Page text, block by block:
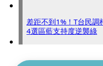
差距不到1%！T台民
4選區藍支持度逆襲綠